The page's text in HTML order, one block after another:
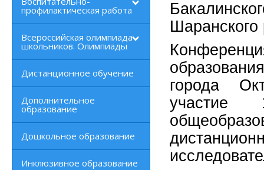
профилактическая работа
Всероссийская олимпиада
школьников. Олимпиады
Дистанционное обучение
Дополнительное
образование
Дошкольное образование
Инклюзивное образование
Шаранского
города
участие